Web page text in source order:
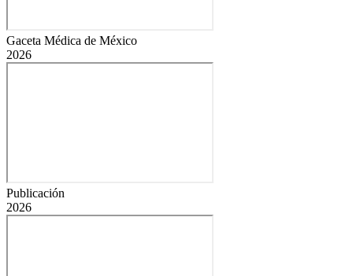
Gaceta Médica de México
2026
Publicación
2026